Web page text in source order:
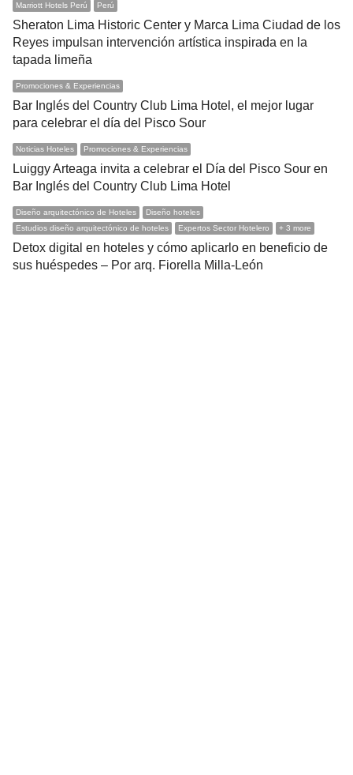
Marriott Hotels Perú Perú
Sheraton Lima Historic Center y Marca Lima Ciudad de los
Reyes impulsan intervención artística inspirada en la
tapada limeña
Promociones & Experiencias
Bar Inglés del Country Club Lima Hotel, el mejor lugar
para celebrar el día del Pisco Sour
Noticias Hoteles Promociones & Experiencias
Luiggy Arteaga invita a celebrar el Día del Pisco Sour en
Bar Inglés del Country Club Lima Hotel
Diseño arquitectónico de Hoteles
Diseño hoteles
Estudios diseño arquitectónico de hoteles
Expertos Sector Hotelero + 3 more
Detox digital en hoteles y cómo aplicarlo en beneficio de
sus huéspedes – Por arq. Fiorella Milla-León